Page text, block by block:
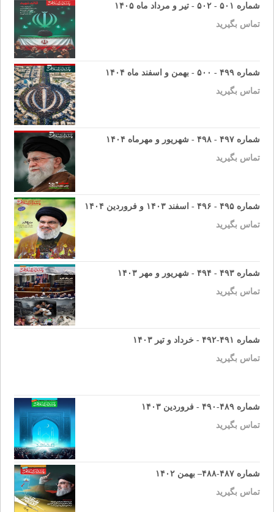
شماره ۵۰۱ - ۵۰۲ - تیر و مرداد ماه ۱۴۰۵
تماس بگیرید
شماره ۴۹۹ - ۵۰۰ - بهمن و اسفند ماه ۱۴۰۴
تماس بگیرید
شماره ۴۹۷ - ۴۹۸ - شهریور و مهرماه ۱۴۰۴
تماس بگیرید
شماره ۴۹۵ - ۴۹۶ - اسفند ۱۴۰۳ و فروردین ۱۴۰۴
تماس بگیرید
شماره ۴۹۳ - ۴۹۴ - شهریور و مهر ۱۴۰۳
تماس بگیرید
شماره ۴۹۱-۴۹۲ - خرداد و تیر ۱۴۰۳
تماس بگیرید
شماره ۴۸۹-۴۹۰ - فروردین ۱۴۰۳
تماس بگیرید
شماره ۴۸۷-۴۸۸– بهمن ۱۴۰۲
تماس بگیرید